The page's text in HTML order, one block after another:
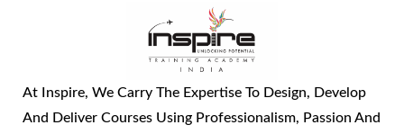
At Inspire, We Carry The Expertise To Design, Develop
And Deliver Courses Using Professionalism, Passion And